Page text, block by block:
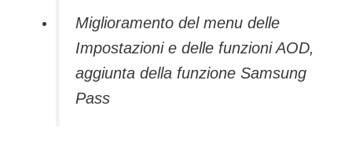
Miglioramento del menu delle
Impostazioni e delle funzioni AOD,
aggiunta della funzione Samsung
Pass